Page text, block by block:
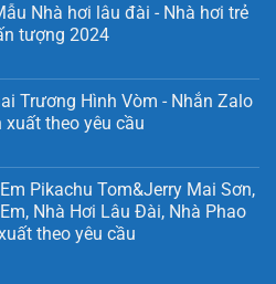
Nhà hơi lâu đài - Nhà hơi trẻ
tượng 2024
Trương Hình Vòm - Nhắn Zalo
xuất theo yêu cầu
Pikachu Tom&Jerry Mai Sơn,
Nhà Hơi Lâu Đài, Nhà Phao
theo yêu cầu